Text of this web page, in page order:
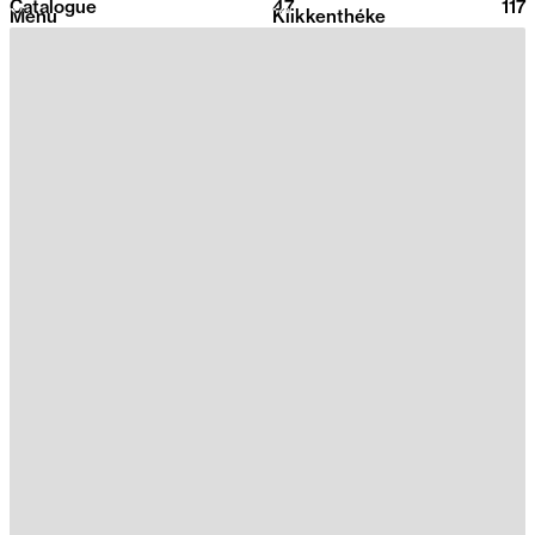
2026
Klikkenthéke
Menu
Catalogue 47 117